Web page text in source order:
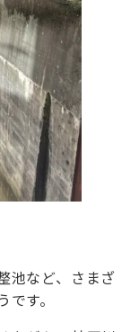
池など、さまざ
す。